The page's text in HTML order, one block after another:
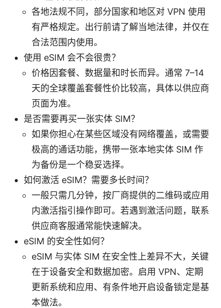
各地法规不同，部分国家和地区对 VPN 使用
有严格规定。出行前请了解当地法律，并仅在
合法范围内使用。
使用 eSIM 会不会很贵？
价格因套餐、数据量和时长而异。通常 7–14
天的全球覆盖套餐性价比较高，具体以供应商
页面为准。
是否需要再买一张实体 SIM？
如果你担心在某些区域没有网络覆盖，或需要
极高的通话功能，携带一张本地实体 SIM 作
为备份是一个稳妥选择。
如何激活 eSIM？需要多长时间？
一般只需几分钟，按厂商提供的二维码或应用
内激活指引操作即可。若遇到激活问题，联系
供应商客服通常能快速解决。
eSIM 的安全性如何？
eSIM 与实体 SIM 在安全性上差异不大，关键
在于设备安全和数据加密。启用 VPN、定期
更新系统和应用、有条件地开启设备锁定是基
本做法。